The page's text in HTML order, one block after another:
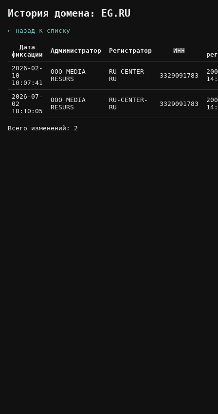
История домена: EG.RU
← назад к списку
Дата
фиксации
Администратор Регистратор ИНН
2026-02-
10
10:07:41
OOO MEDIA
RESURS
RU-CENTER-
RU
3329091783
2026-07-
02
18:10:05
OOO MEDIA
RESURS
RU-CENTER-
RU
3329091783
Всего изменений: 2